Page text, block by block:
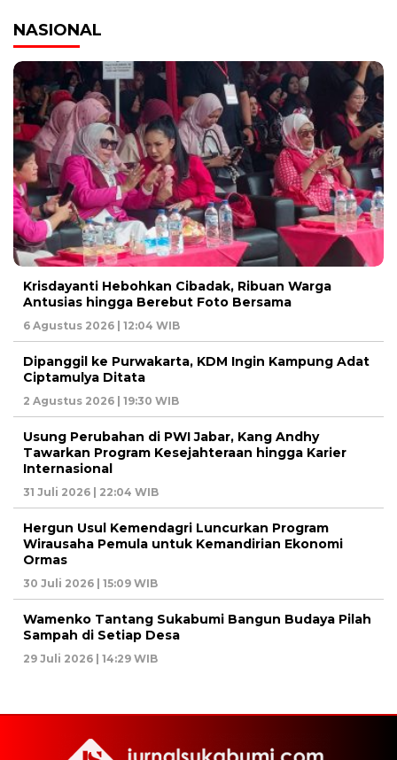
NASIONAL
Krisdayanti Hebohkan Cibadak, Ribuan Warga
Antusias hingga Berebut Foto Bersama
6 Agustus 2026 | 12:04 WIB
Dipanggil ke Purwakarta, KDM Ingin Kampung Adat
Ciptamulya Ditata
2 Agustus 2026 | 19:30 WIB
Usung Perubahan di PWI Jabar, Kang Andhy
Tawarkan Program Kesejahteraan hingga Karier
Internasional
31 Juli 2026 | 22:04 WIB
Hergun Usul Kemendagri Luncurkan Program
Wirausaha Pemula untuk Kemandirian Ekonomi
Ormas
30 Juli 2026 | 15:09 WIB
Wamenko Tantang Sukabumi Bangun Budaya Pilah
Sampah di Setiap Desa
29 Juli 2026 | 14:29 WIB